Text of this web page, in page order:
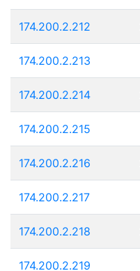
174.200.2.212
174.200.2.213
174.200.2.214
174.200.2.215
174.200.2.216
174.200.2.217
174.200.2.218
174.200.2.219